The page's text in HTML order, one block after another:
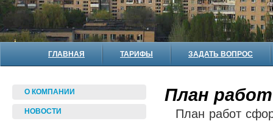
ГЛАВНАЯ ТАРИФЫ ЗАДАТЬ ВОПРОС
О КОМПАНИИ
НОВОСТИ
План работ
План работ